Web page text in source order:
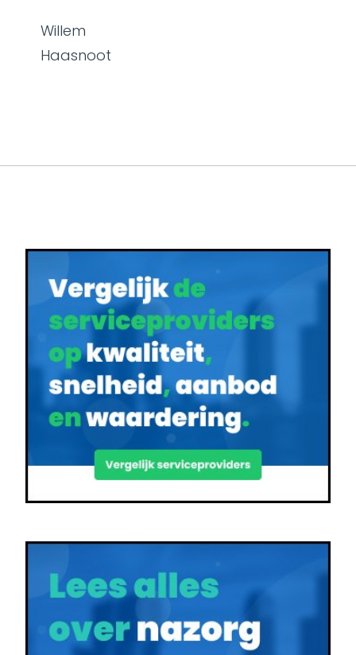
Willem
Haasnoot